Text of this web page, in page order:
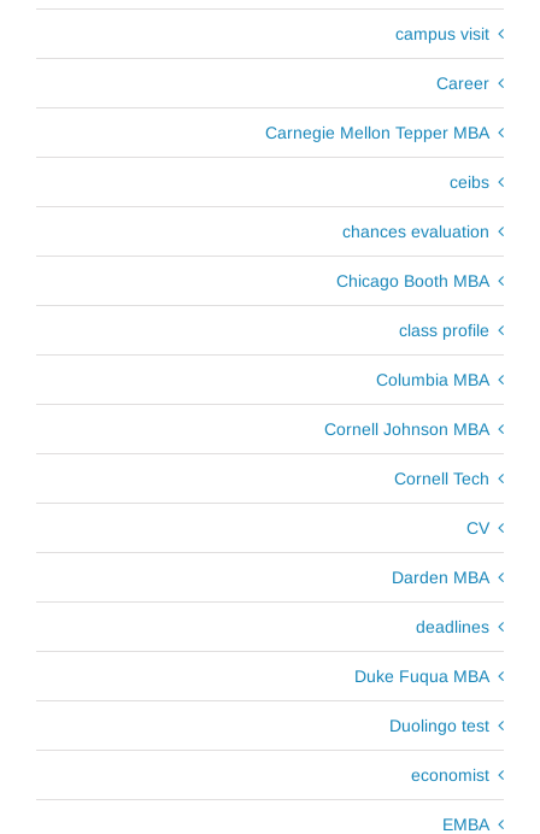
campus visit
Career
Carnegie Mellon Tepper MBA
ceibs
chances evaluation
Chicago Booth MBA
class profile
Columbia MBA
Cornell Johnson MBA
Cornell Tech
CV
Darden MBA
deadlines
Duke Fuqua MBA
Duolingo test
economist
EMBA